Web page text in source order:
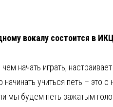
вокалу состоится в
начать играть,
учиться петь – это
мы будем петь зажатым